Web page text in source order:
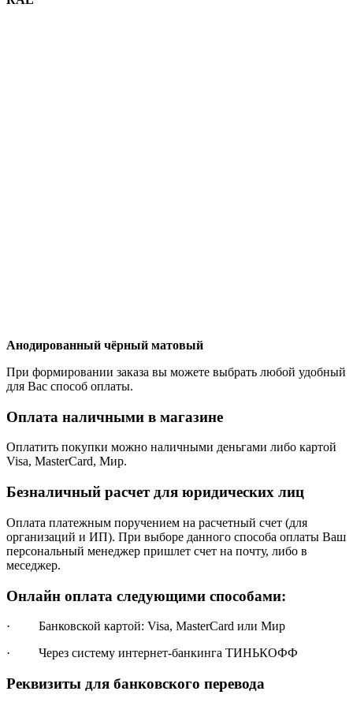
Анодированный чёрный матовый
При формировании заказа вы можете выбрать любой удобный
для Вас способ оплаты.
Оплата наличными в магазине
Оплатить покупки можно наличными деньгами либо картой
Visa, MasterCard, Мир.
Безналичный расчет для юридических лиц
Оплата платежным поручением на расчетный счет (для
организаций и ИП). При выборе данного способа оплаты Ваш
персональный менеджер пришлет счет на почту, либо в
меседжер.
Онлайн оплата следующими способами:
· Банковской картой: Visa, MasterCard или Мир
· Через систему интернет-банкинга ТИНЬКОФФ
Реквизиты для банковского перевода